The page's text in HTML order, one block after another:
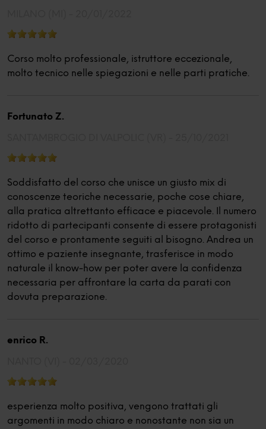
Corso molto professionale, istruttore eccezionale,
molto tecnico nelle spiegazioni e nelle parti pratiche.
Fortunato Z.
Soddisfatto del corso che unisce un giusto mix di
conoscenze teoriche necessarie, poche cose chiare,
alla pratica altrettanto efficace e piacevole. Il numero
ridotto di partecipanti consente di essere protagonisti
del corso e prontamente seguiti al bisogno. Andrea un
ottimo e paziente insegnante, trasferisce in modo
naturale il know-how per poter avere la confidenza
necessaria per affrontare la carta da parati con
dovuta preparazione.
enrico R.
esperienza molto positiva, vengono trattati gli
argomenti in modo chiaro e nonostante non sia un